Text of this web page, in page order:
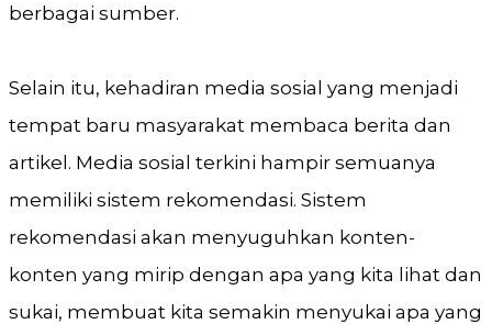
berbagai sumber.
Selain itu, kehadiran media sosial yang menjadi
tempat baru masyarakat membaca berita dan
artikel. Media sosial terkini hampir semuanya
memiliki sistem rekomendasi. Sistem
rekomendasi akan menyuguhkan konten-
konten yang mirip dengan apa yang kita lihat dan
sukai, membuat kita semakin menyukai apa yang